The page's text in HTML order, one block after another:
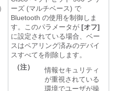
ーズ (マルチベース) で
Bluetooth の使用を制御しま
す。このパラメータが [オフ]
に設定されている場合、ベー
スはペアリング済みのデバイ
スすべてを削除します。
（注）
情報セキュリティ
が重視されている
環境でユーザが操